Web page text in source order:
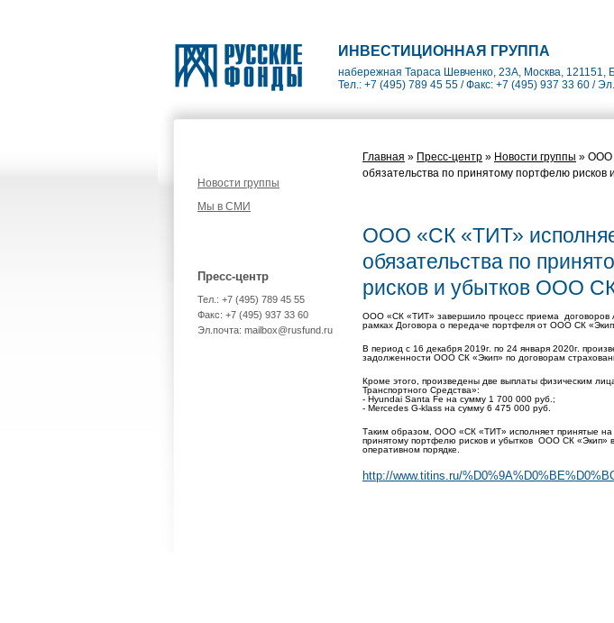
ИНВЕСТИЦИОННАЯ ГРУППА
набережная Тараса Шевченко, 23А, Москва, 121151,
Тел.: +7 (495) 789 45 55 / Факс: +7 (495) 937 33 60 /
Новости группы
Мы в СМИ
Пресс-центр
Тел.: +7 (495) 789 45 55
Факс: +7 (495) 937 33 60
Эл.почта: mailbox@rusfund.ru
Главная » Пресс-центр » Новости группы » ООО
обязательства по принятому портфелю
ООО «СК «ТИТ»
обязательства по
рисков и убытков ООО
ООО «СК «ТИТ» завершило процесс приема
рамках Договора о передаче портфеля от ООО СК
В период с 16 декабря 2019г. по 24 января 2020г.
задолженности ООО СК «Экип» по договорам
Кроме этого, произведены две выплаты физическим
Транспортного Средства»:
- Hyundai Santa Fe на сумму 1 700 000 руб.;
- Mercedes G-klass на сумму 6 475 000 руб.
Таким образом, ООО «СК «ТИТ» исполняет принятые на
принятому портфелю рисков и убытков ООО СК «Экип»
оперативном порядке.
http://www.titins.ru/